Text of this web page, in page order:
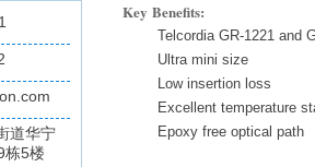
道华宁
栋5楼
Key Benefits:
Telcordia GR-1221 and
Ultra mini size
Low insertion loss
Excellent temperature
Epoxy free optical path